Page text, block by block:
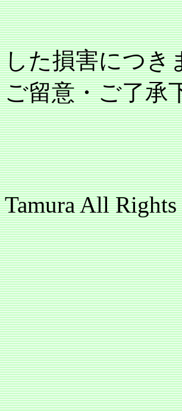
万が一
した損害につき
ご留意・ご了承
Tamura All